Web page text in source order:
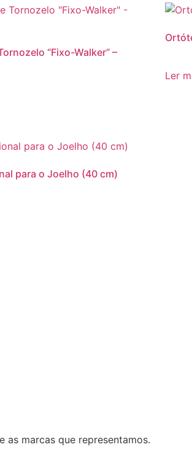
“Fixo-Walker” –
Ler
para o Joelho (40 cm)
as marcas que representamos.